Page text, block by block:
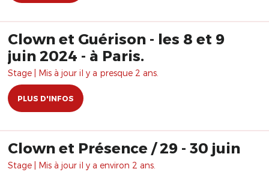
Clown et Guérison - les 8 et 9
juin 2024 - à Paris.
Stage | Mis à jour il y a presque 2 ans.
PLUS D'INFOS
Clown et Présence / 29 - 30 juin
Stage | Mis à jour il y a environ 2 ans.